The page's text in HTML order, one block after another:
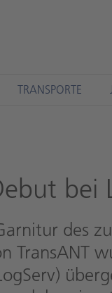
TRANSPORTE
bei
des
TransANT